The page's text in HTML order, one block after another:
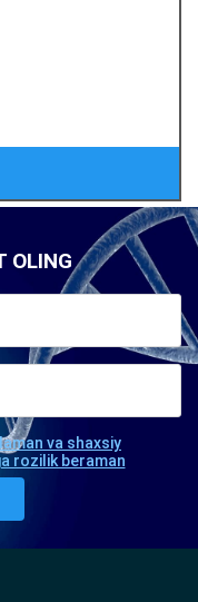
OLING
va shaxsiy
rozilik beraman